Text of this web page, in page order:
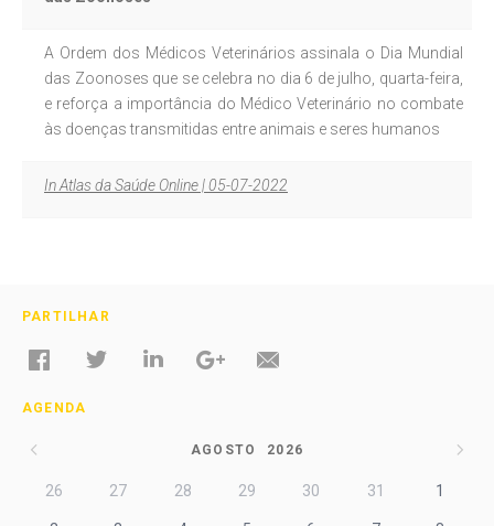
A Ordem dos Médicos Veterinários assinala o Dia Mundial
das Zoonoses que se celebra no dia 6 de julho, quarta-feira,
e reforça a importância do Médico Veterinário no combate
às doenças transmitidas entre animais e seres humanos
In Atlas da Saúde Online | 05-07-2022
PARTILHAR
AGENDA
AGOSTO 2026
26 27 28 29 30 31 1